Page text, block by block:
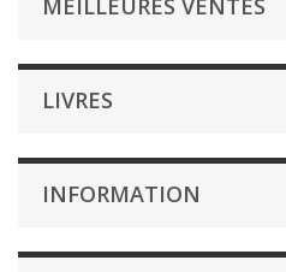
MEILLEURES VENTES
LIVRES
INFORMATION